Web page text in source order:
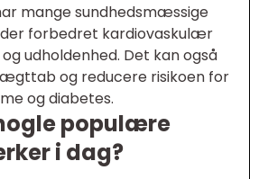
mange sundhedsmæssige
forbedret kardiovaskulær
udholdenhed. Det kan også
og reducere risikoen for
og diabetes.
populære
i dag?